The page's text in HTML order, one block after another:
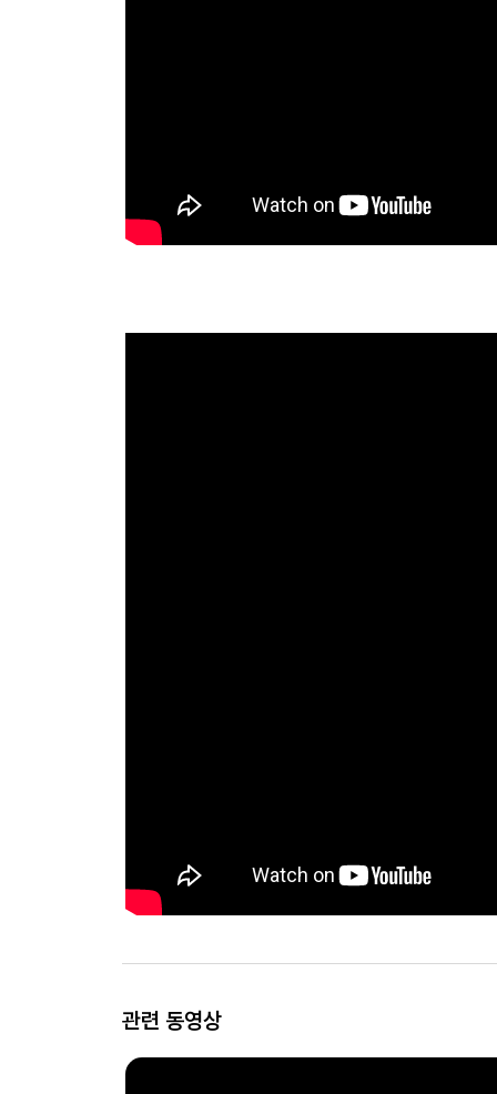
관련 동영상